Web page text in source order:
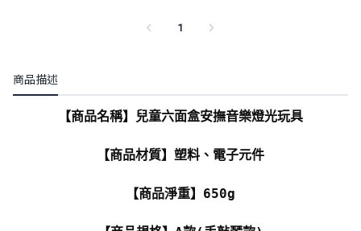
1
商品描述
【商品名稱】兒童六面盒安撫音樂燈光玩具
【商品材質】塑料、電子元件
【商品淨重】650g